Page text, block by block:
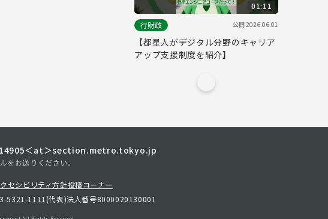
01:11
行財政
公開2026.06.01
【都星人がデジタル分野のキャリア
アップ支援制度を紹介】
＜at＞section.metro.tokyo.jp
お送りください。
セシビリティ方針投稿コーナー
5321-1111(代表)法人番号8000020130001